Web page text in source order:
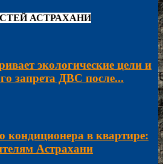
АСТРАХАНИ
экологические цели и
запрета ДВС после...
кондиционера в квартире:
Астрахани